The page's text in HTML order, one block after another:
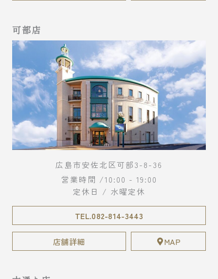
可部店
広島市安佐北区可部3-8-36
営業時間 /10:00 - 19:00
定休日 / 水曜定休
TEL.082-814-3443
店舗詳細 MAP